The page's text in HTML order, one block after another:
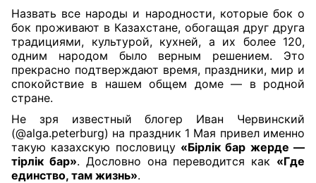
Назвать все народы и народности, которые бок о
бок проживают в Казахстане, обогащая друг друга
традициями, культурой, кухней, а их более 120,
одним народом было верным решением. Это
прекрасно подтверждают время, праздники, мир и
спокойствие в нашем общем доме — в родной
стране.
Не зря известный блогер Иван Червинский
(@alga.peterburg) на праздник 1 Мая привел именно
такую казахскую пословицу «Бiрлiк бар жерде —
тiрлiк бар». Дословно она переводится как «Где
единство, там жизнь».